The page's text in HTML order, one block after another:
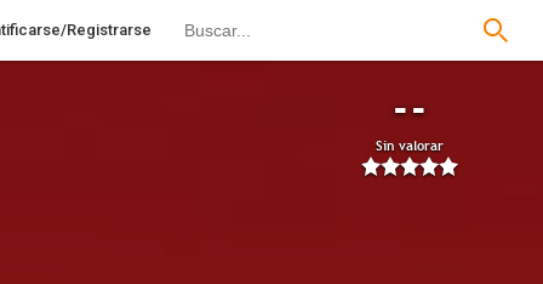
Registrarse
--
Sin valorar